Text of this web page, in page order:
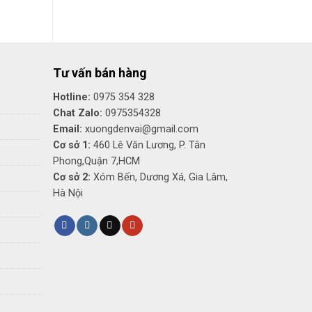
Tư vấn bán hàng
Hotline: 0975 354 328
Chat Zalo: 0975354328
Email: xuongdenvai@gmail.com
Cơ sở 1: 460 Lê Văn Lương, P. Tân
Phong,Quận 7,HCM
Cơ sở 2: Xóm Bến, Dương Xá, Gia Lâm,
Hà Nội